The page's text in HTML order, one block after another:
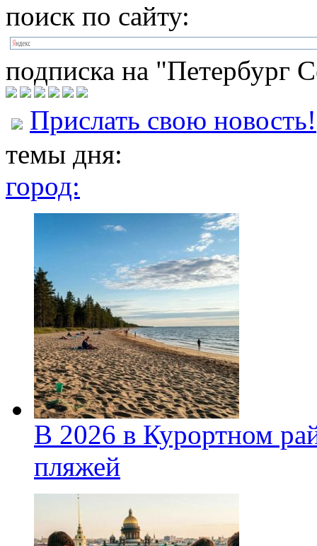
поиск по сайту:
подписка на "Петербург
Прислать свою новость!
темы дня:
город:
В 2026 в Курортном
пляжей